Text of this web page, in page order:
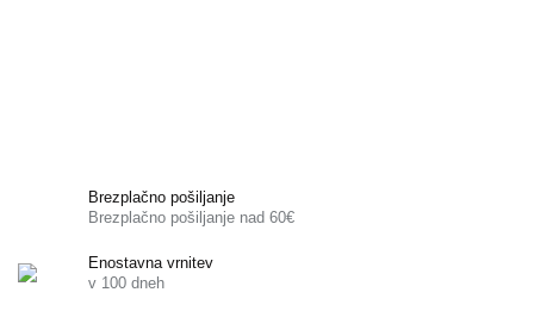
Brezplačno pošiljanje
Brezplačno pošiljanje nad 60€
Enostavna vrnitev
v 100 dneh